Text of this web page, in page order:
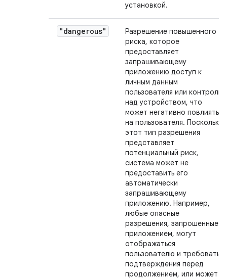
установкой.
"dangerous"
Разрешение повышенного
риска, которое
предоставляет
запрашивающему
приложению доступ к
личным данным
пользователя или контроль
над устройством, что
может негативно повлиять
на пользователя. Поскольку
этот тип разрешения
представляет
потенциальный риск,
система может не
предоставить его
автоматически
запрашивающему
приложению. Например,
любые опасные
разрешения, запрошенные
приложением, могут
отображаться
пользователю и требовать
подтверждения перед
продолжением, или может